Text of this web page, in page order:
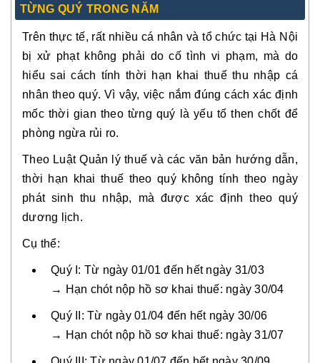
TỪNG QUÝ TRONG NĂM
Trên thực tế, rất nhiều cá nhân và tổ chức tại Hà Nội
bị xử phạt không phải do cố tình vi phạm, mà do
hiểu sai cách tính thời hạn khai thuế thu nhập cá
nhân theo quý. Vì vậy, việc nắm đúng cách xác định
mốc thời gian theo từng quý là yếu tố then chốt để
phòng ngừa rủi ro.
Theo Luật Quản lý thuế và các văn bản hướng dẫn,
thời hạn khai thuế theo quý không tính theo ngày
phát sinh thu nhập, mà được xác định theo quý
dương lịch.
Cụ thể:
Quý I: Từ ngày 01/01 đến hết ngày 31/03
→ Hạn chót nộp hồ sơ khai thuế: ngày 30/04
Quý II: Từ ngày 01/04 đến hết ngày 30/06
→ Hạn chót nộp hồ sơ khai thuế: ngày 31/07